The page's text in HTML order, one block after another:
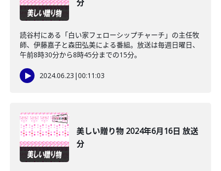
分
読谷村にある「白い家フェローシップチャーチ」の主任牧
師、伊藤嘉子と森田弘美による番組。放送は毎週日曜日、
午前8時30分から8時45分までの15分。
2024.06.23 |00:11:03
美しい贈り物 2024年6月16日 放送
分